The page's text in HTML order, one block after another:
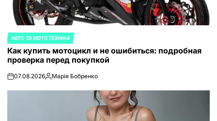
ОПУБЛИКОВАНО
В
АВТО ТА МОТОТЕХНІКА
Как купить мотоцикл и не ошибиться: подробная
проверка перед покупкой
on07.08.2026Запись
Марія Бобренко